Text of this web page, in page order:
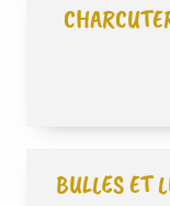
BULLES ET